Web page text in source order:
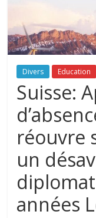
Divers Education
Suisse:
réouvre
un
années